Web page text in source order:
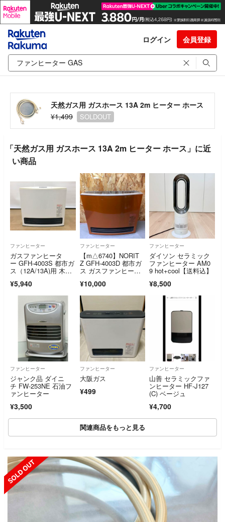
ログイン 会員登録
天然ガス用 ガスホース 13A 2m ヒーター ホース
¥1,499
SOLDOUT
「天然ガス用 ガスホース 13A 2m ヒーター ホース」に近
い商品
ファンヒーター
ガスファンヒータ
ー GFH-4003S 都市ガ
ス（12A/13A)用 木造1
畳 ノーリツ NORIT
Z ガスコード付き 251
1LR096
¥5,940
ファンヒーター
【m△6740】NORIT
Z GFH-4003D 都市ガ
ス ガスファンヒータ
¥10,000
ファンヒーター
ダイソン セラミック
ファンヒーター AM0
9 hot+cool【送料込】
¥8,500
ファンヒーター
ジャンク品 ダイニ
チ FW-253NE 石油フ
ァンヒーター
¥3,500
ファンヒーター
大阪ガス
¥499
ファンヒーター
山善 セラミックファ
ンヒーター HF-J127
(C) ベージュ
¥4,700
関連商品をもっと見る
SOLD OUT